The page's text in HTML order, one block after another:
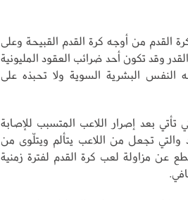
القدم من أوجه كرة القدم القبيحة وعلى
وقد تكون أحد ضرائب العقود المليونية
النفس البشرية السوية ولا تحبذه على
تأتي بعد إصرار اللاعب المتسبب للإصابة
تجعل من اللاعب يتألم ويتلّوى من
عن مزاولة لعب كرة القدم لفترة زمنية